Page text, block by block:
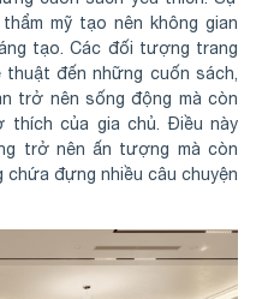
mỹ tạo nên không gian
tạo. Các đối tượng trang
đến những cuốn sách,
trở nên sống động mà còn
thích của gia chủ. Điều này
trở nên ấn tượng mà còn
đựng nhiều câu chuyện